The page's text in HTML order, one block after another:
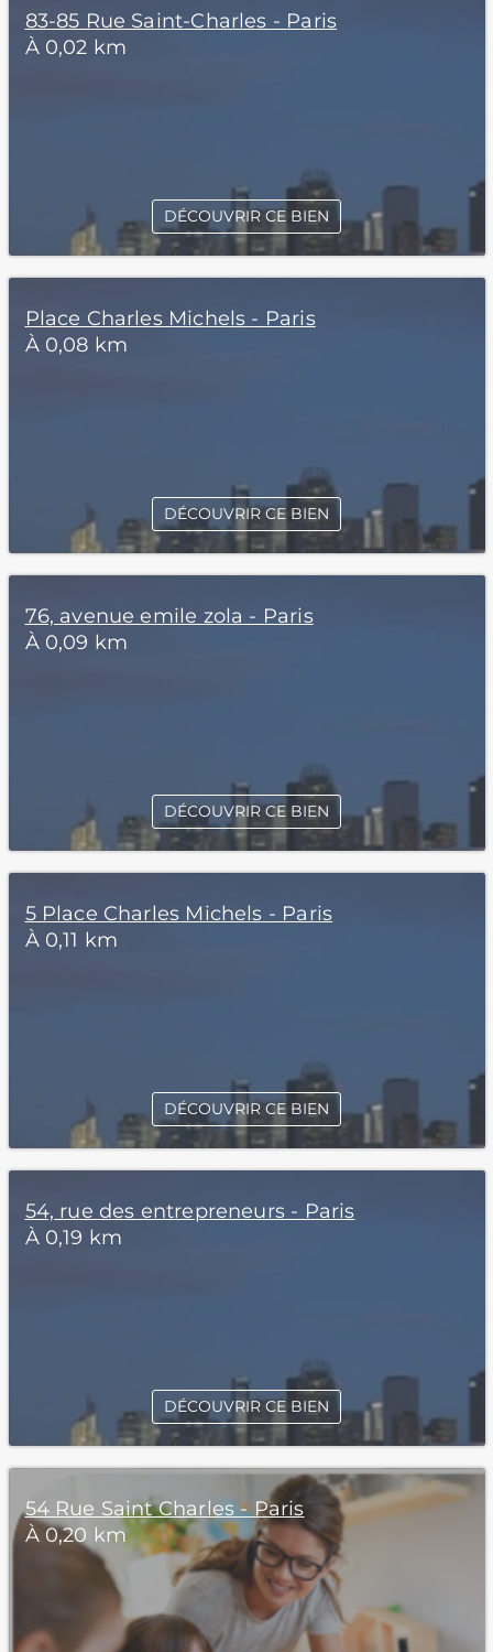
83-85 Rue Saint-Charles - Paris
À 0,02 km
DÉCOUVRIR CE BIEN
Place Charles Michels - Paris
À 0,08 km
DÉCOUVRIR CE BIEN
76, avenue emile zola - Paris
À 0,09 km
DÉCOUVRIR CE BIEN
5 Place Charles Michels - Paris
À 0,11 km
DÉCOUVRIR CE BIEN
54, rue des entrepreneurs - Paris
À 0,19 km
DÉCOUVRIR CE BIEN
54 Rue Saint Charles - Paris
À 0,20 km